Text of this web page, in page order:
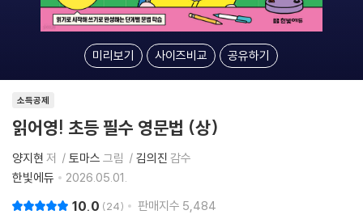
미리보기 사이즈비교 공유하기
소득공제
읽어영! 초등 필수 영문법 (상)
양지현 저 토마스 그림 김의진 감수
한빛에듀
2026.05.01.
10.0 24 판매지수 5,484